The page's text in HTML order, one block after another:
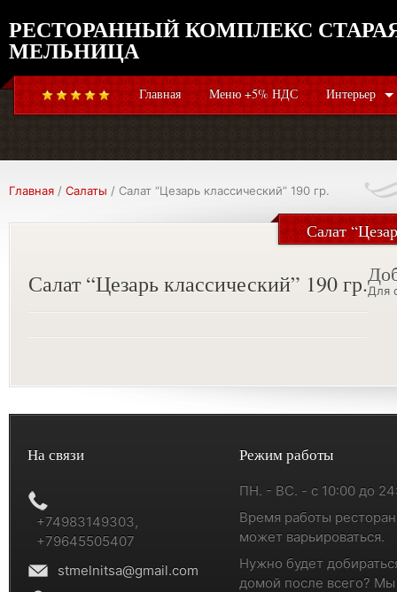
Главная Меню +5% НДС Интерьер
РЕСТОРАННЫЙ КОМПЛЕКС
МЕЛЬНИЦА
Главная / Салаты / Салат “Цезарь классический” 190 гр.
Салат
Салат “Цезарь классический” 190 гр.Для
На связи
+74983149303,
+79645505407
stmelnitsa@gmail.com
Режим работы
ПН. - ВС. - с 10:00 до
Время работы
может варьироваться.
Нужно будет
домой после всего? Мы